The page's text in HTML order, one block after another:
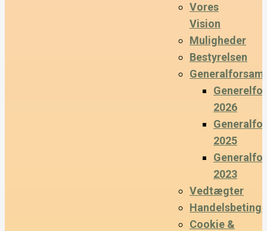
Vores
Vision
Muligheder
Bestyrelsen
2026
2025
2023
Vedtægter
Cookie &